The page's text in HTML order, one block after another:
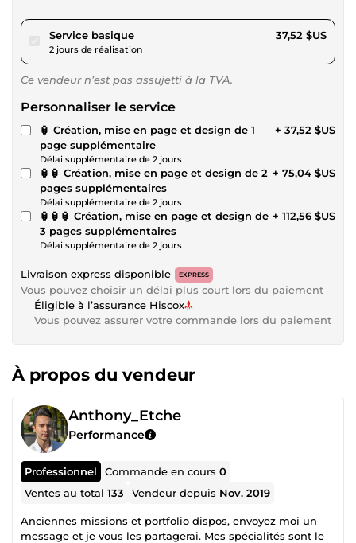
Service basiquepour 34,58 $US
2 jours de réalisation
37,52 $US
Ce vendeur n’est pas assujetti à la TVA.
Personnaliser le service
🏮 Création, mise en page et design de 1
page supplémentaire
Délai supplémentaire de 2 jours
+ 37,52 $US
🏮🏮 Création, mise en page et design de 2
pages supplémentaires
Délai supplémentaire de 2 jours
+ 75,04 $US
🏮🏮🏮 Création, mise en page et design de
3 pages supplémentaires
Délai supplémentaire de 2 jours
+ 112,56 $US
Livraison express disponible EXPRESS
Vous pouvez choisir un délai plus court lors du paiement
Éligible à l’assurance Hiscox
Vous pouvez assurer votre commande lors du paiement
À propos du vendeur
Anthony_Etche
Performance
Professionnel Commande en cours0
Ventes au total133 Vendeur depuis Nov. 2019
Anciennes missions et portfolio dispos, envoyez moi un
message et je vous les partagerai. Mes spécialités sont le